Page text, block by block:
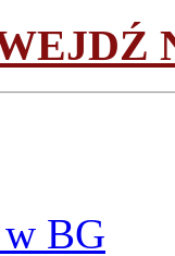
BG